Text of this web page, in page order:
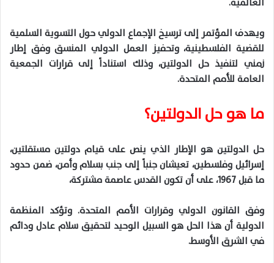
ويهدف المؤتمر إلى ترسيخ الإجماع الدولي حول التسوية السلمية
للقضية الفلسطينية، وتحفيز العمل الدولي المنسق وفق إطار
زمني لتنفيذ حل الدولتين، وذلك استناداً إلى قرارات الجمعية
العامة للأمم المتحدة.
ما هو حل الدولتين؟
حل الدولتين هو الإطار الذي ينص على قيام دولتين مستقلتين،
إسرائيل وفلسطين، تعيشان جنباً إلى جنب بسلام وأمن، ضمن حدود
ما قبل 1967، على أن تكون القدس عاصمة مشتركة،
وفق القانون الدولي وقرارات الأمم المتحدة. وتؤكد المنظمة
الدولية أن هذا الحل هو السبيل الوحيد لتحقيق سلام عادل ودائم
في الشرق الأوسط.